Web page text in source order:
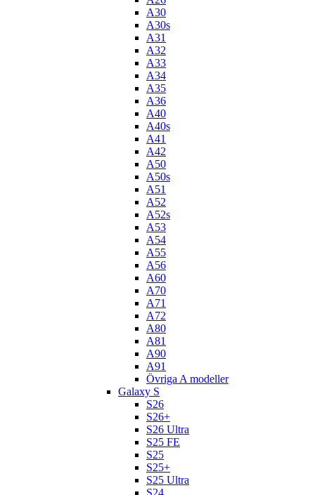
A30
A30s
A31
A32
A33
A34
A35
A36
A40
A40s
A41
A42
A50
A50s
A51
A52
A52s
A53
A54
A55
A56
A60
A70
A71
A72
A80
A81
A90
A91
Övriga A modeller
Galaxy S
S26
S26+
S26 Ultra
S25 FE
S25
S25+
S25 Ultra
S24